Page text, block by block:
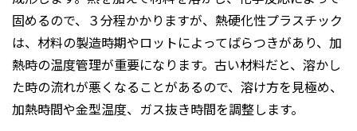
固めるので、３分程かかりますが、熱硬化性プラスチック
は、材料の製造時期やロットによってばらつきがあり、加
熱時の温度管理が重要になります。古い材料だと、溶かし
た時の流れが悪くなることがあるので、溶け方を見極め、
加熱時間や金型温度、ガス抜き時間を調整します。